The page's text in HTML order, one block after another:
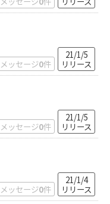
メッセージ0件
21/1/5
リリース
メッセージ0件
21/1/5
リリース
メッセージ0件
21/1/4
リリース